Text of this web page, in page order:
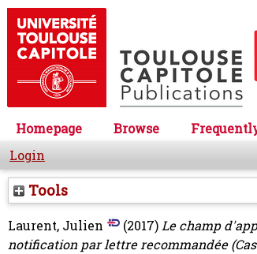
Homepage Browse
Login
Tools
Laurent, Julien (2017)Le champ
notification par lettre recommandée